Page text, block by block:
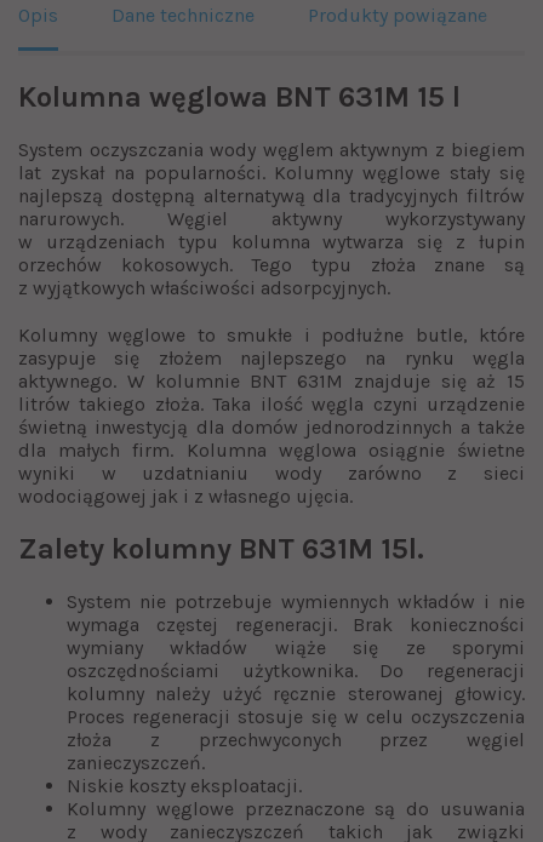
Opis Dane techniczne Produkty powiązane
Kolumna węglowa BNT 631M 15 l
System oczyszczania wody węglem aktywnym z biegiem
lat zyskał na popularności. Kolumny węglowe stały się
najlepszą dostępną alternatywą dla tradycyjnych filtrów
narurowych. Węgiel aktywny wykorzystywany
w urządzeniach typu kolumna wytwarza się z łupin
orzechów kokosowych. Tego typu złoża znane są
z wyjątkowych właściwości adsorpcyjnych.
Kolumny węglowe to smukłe i podłużne butle, które
zasypuje się złożem najlepszego na rynku węgla
aktywnego. W kolumnie BNT 631M znajduje się aż 15
litrów takiego złoża. Taka ilość węgla czyni urządzenie
świetną inwestycją dla domów jednorodzinnych a także
dla małych firm. Kolumna węglowa osiągnie świetne
wyniki w uzdatnianiu wody zarówno z sieci
wodociągowej jak i z własnego ujęcia.
Zalety kolumny BNT 631M 15l.
System nie potrzebuje wymiennych wkładów i nie
wymaga częstej regeneracji. Brak konieczności
wymiany wkładów wiąże się ze sporymi
oszczędnościami użytkownika. Do regeneracji
kolumny należy użyć ręcznie sterowanej głowicy.
Proces regeneracji stosuje się w celu oczyszczenia
złoża z przechwyconych przez węgiel
zanieczyszczeń.
Niskie koszty eksploatacji.
Kolumny węglowe przeznaczone są do usuwania
z wody zanieczyszczeń takich jak związki